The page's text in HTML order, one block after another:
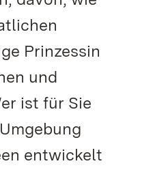
Prinzessin
und
ist für Sie
entwickelt